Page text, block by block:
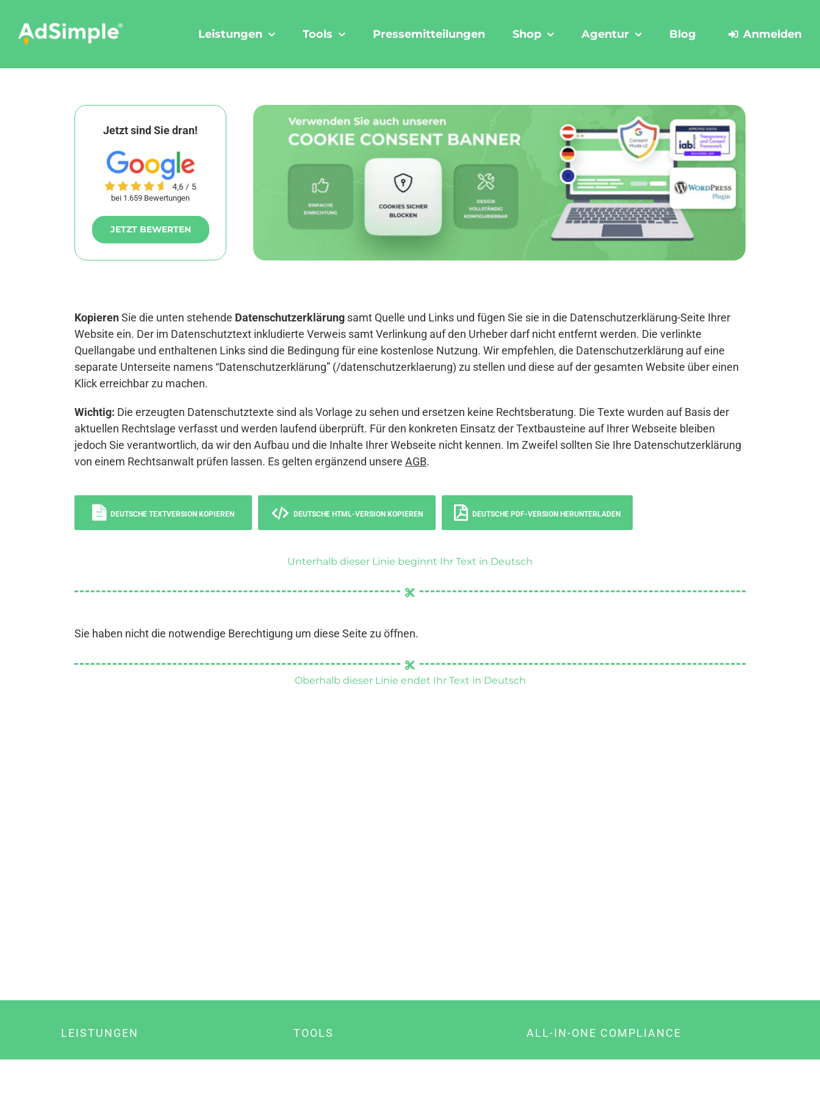
content
Leistungen Tools Pressemitteilungen Shop Agentur Blog Anmelden
Jetzt sind Sie dran!
bei 1.659 Bewertungen
JETZT BEWERTEN
KopierenSie die unten stehende Datenschutzerklärung samt Quelle und Links und fügen Sie sie in die Datenschutzerklärung-Seite Ihrer
Website ein. Der im Datenschutztext inkludierte Verweis samt Verlinkung auf den Urheber darf nicht entfernt werden. Die verlinkte
Quellangabe und enthaltenen Links sind die Bedingung für eine kostenlose Nutzung. Wir empfehlen, die Datenschutzerklärung auf eine
separate Unterseite namens “Datenschutzerklärung” (/datenschutzerklaerung) zu stellen und diese auf der gesamten Website über einen
Klick erreichbar zu machen.
Wichtig: Die erzeugten Datenschutztexte sind als Vorlage zu sehen und ersetzen keine Rechtsberatung. Die Texte wurden auf Basis der
aktuellen Rechtslage verfasst und werden laufend überprüft. Für den konkreten Einsatz der Textbausteine auf Ihrer Webseite bleiben
jedoch Sie verantwortlich, da wir den Aufbau und die Inhalte Ihrer Webseite nicht kennen. Im Zweifel sollten Sie Ihre Datenschutzerklärung
von einem Rechtsanwalt prüfen lassen. Es gelten ergänzend unsere AGB.
DEUTSCHE TEXTVERSION KOPIEREN DEUTSCHE HTML-VERSION KOPIEREN DEUTSCHE PDF-VERSION HERUNTERLADEN
Unterhalb dieser Linie beginnt Ihr Text in Deutsch
Sie haben nicht die notwendige Berechtigung um diese Seite zu öffnen.
Oberhalb dieser Linie endet Ihr Text in Deutsch
LEISTUNGEN TOOLS ALL-IN-ONE COMPLIANCE